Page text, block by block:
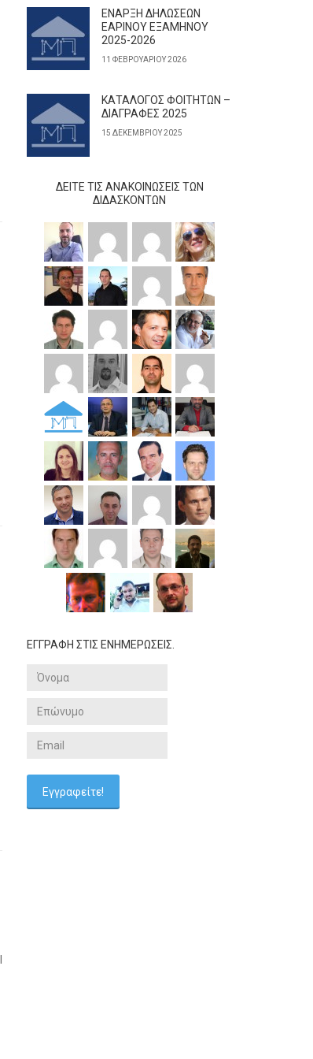
ΕΝΑΡΞΗ ΔΗΛΩΣΕΩΝ
ΕΑΡΙΝΟΥ ΕΞΑΜΗΝΟΥ
2025-2026
11 ΦΕΒΡΟΥΑΡΊΟΥ 2026
ΚΑΤΑΛΟΓΟΣ ΦΟΙΤΗΤΩΝ –
ΔΙΑΓΡΑΦΕΣ 2025
15 ΔΕΚΕΜΒΡΊΟΥ 2025
ΔΕΊΤΕ ΤΙΣ ΑΝΑΚΟΙΝΏΣΕΙΣ ΤΩΝ
ΔΙΔΆΣΚΟΝΤΩΝ
ΕΓΓΡΑΦΗ ΣΤΙΣ ΕΝΗΜΕΡΩΣΕΙΣ.